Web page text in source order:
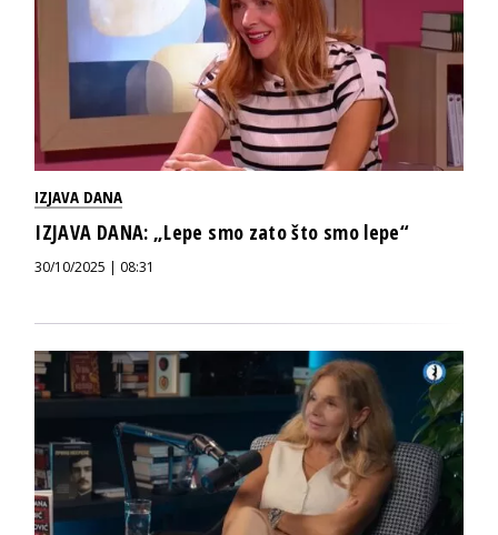
IZJAVA DANA
IZJAVA DANA: „Lepe smo zato što smo lepe“
30/10/2025 | 08:31